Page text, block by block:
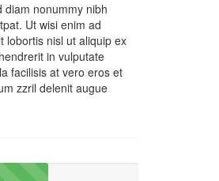
diam nonummy nibh
Ut wisi enim ad
lobortis nisl ut aliquip ex
in vulputate
facilisis at vero eros et
zzril delenit augue